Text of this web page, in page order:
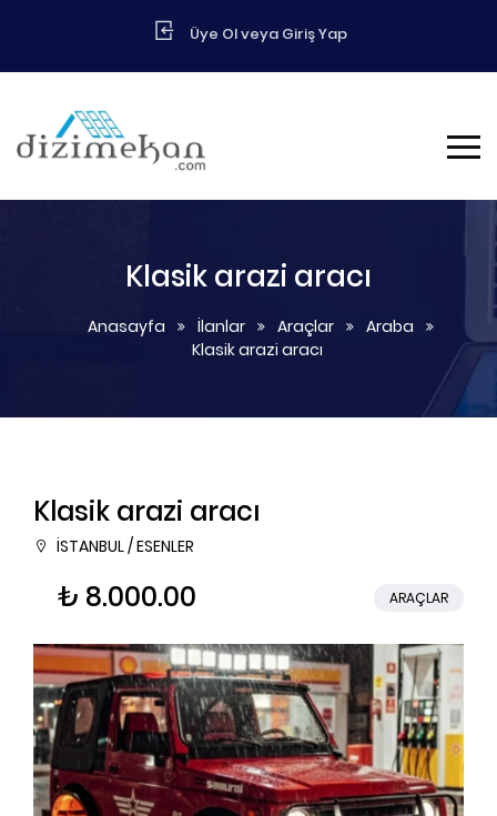
Üye Ol veya Giriş Yap
Klasik arazi aracı
Anasayfa İlanlar Araçlar
Araba
Klasik arazi aracı
Klasik arazi aracı
İSTANBUL / ESENLER
₺ 8.000.00 ARAÇLAR